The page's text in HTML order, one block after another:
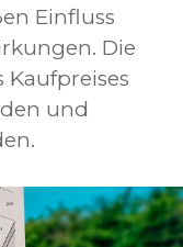
Einfluss
Die
und